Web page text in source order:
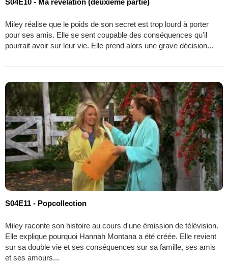
Miley réalise que le poids de son secret est trop lourd à porter
pour ses amis. Elle se sent coupable des conséquences qu'il
pourrait avoir sur leur vie. Elle prend alors une grave décision...
S04E11 - Popcollection
Miley raconte son histoire au cours d'une émission de télévision.
Elle explique pourquoi Hannah Montana a été créée. Elle revient
sur sa double vie et ses conséquences sur sa famille, ses amis
et ses amours...